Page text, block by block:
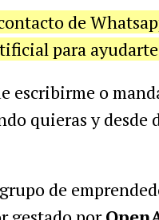
de
para
escribirme o
quieras y desde
de